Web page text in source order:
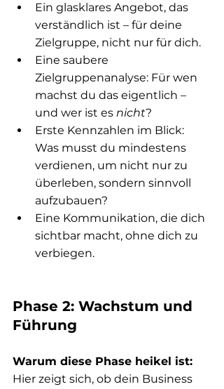
Ein glasklares Angebot, das
verständlich ist – für deine
Zielgruppe, nicht nur für dich.
Eine saubere
Zielgruppenanalyse: Für wen
machst du das eigentlich –
und wer ist es nicht?
Erste Kennzahlen im Blick:
Was musst du mindestens
verdienen, um nicht nur zu
überleben, sondern sinnvoll
aufzubauen?
Eine Kommunikation, die dich
sichtbar macht, ohne dich zu
verbiegen.
Phase 2: Wachstum und
Führung
Warum diese Phase heikel ist:
Hier zeigt sich, ob dein Business